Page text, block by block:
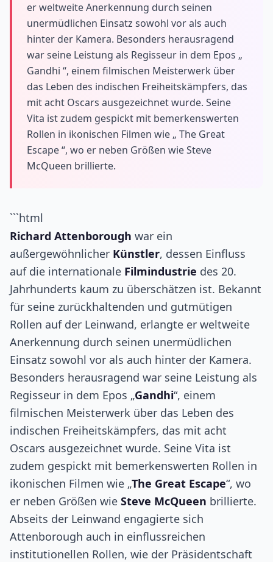
er weltweite Anerkennung durch seinen
unermüdlichen Einsatz sowohl vor als auch
hinter der Kamera. Besonders herausragend
war seine Leistung als Regisseur in dem Epos „
Gandhi “, einem filmischen Meisterwerk über
das Leben des indischen Freiheitskämpfers, das
mit acht Oscars ausgezeichnet wurde. Seine
Vita ist zudem gespickt mit bemerkenswerten
Rollen in ikonischen Filmen wie „ The Great
Escape “, wo er neben Größen wie Steve
McQueen brillierte.
```html
Richard Attenborough war ein
außergewöhnlicher Künstler, dessen Einfluss
auf die internationale Filmindustrie des 20.
Jahrhunderts kaum zu überschätzen ist. Bekannt
für seine zurückhaltenden und gutmütigen
Rollen auf der Leinwand, erlangte er weltweite
Anerkennung durch seinen unermüdlichen
Einsatz sowohl vor als auch hinter der Kamera.
Besonders herausragend war seine Leistung als
Regisseur in dem Epos „Gandhi“, einem
filmischen Meisterwerk über das Leben des
indischen Freiheitskämpfers, das mit acht
Oscars ausgezeichnet wurde. Seine Vita ist
zudem gespickt mit bemerkenswerten Rollen in
ikonischen Filmen wie „The Great Escape“, wo
er neben Größen wie Steve McQueen brillierte.
Abseits der Leinwand engagierte sich
Attenborough auch in einflussreichen
institutionellen Rollen, wie der Präsidentschaft